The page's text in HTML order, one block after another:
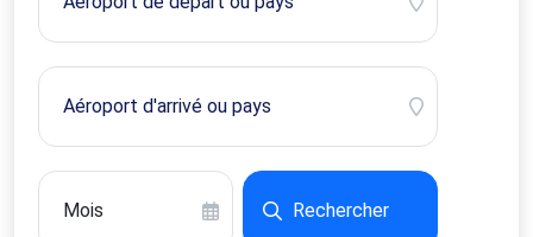
Rechercher